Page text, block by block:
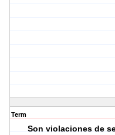
Term
Son violaciones de